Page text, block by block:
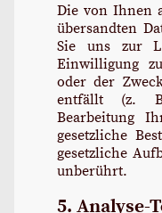
Die von Ihnen
übersandten
Sie uns zur
Einwilligung
oder der
entfällt (z.
Bearbeitung
gesetzliche
gesetzliche
unberührt.
5. Analyse-